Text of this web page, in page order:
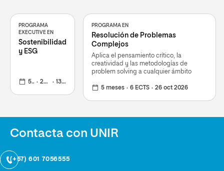
PROGRAMA
EXECUTIVE EN
Sostenibilidad
y ESG
5 meses 24 ECTS 13 abr 2026
PROGRAMA EN
Resolución de Problemas
Complejos
Aplica el pensamiento crítico, la
creatividad y las metodologías de
problem solving a cualquier ámbito
5 meses 6 ECTS 26 oct 2026
Contacta con UNIR
(+57) 601 7056555